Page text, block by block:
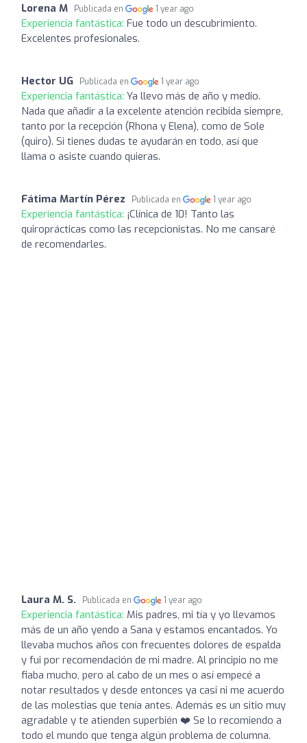
Lorena M Publicada en 1 year ago
Experiencia fantástica: Fue todo un descubrimiento.
Excelentes profesionales.
Hector UG Publicada en 1 year ago
Experiencia fantástica: Ya llevo más de año y medio.
Nada que añadir a la excelente atención recibida siempre,
tanto por la recepción (Rhona y Elena), como de Sole
(quiro). Si tienes dudas te ayudarán en todo, así que
llama o asiste cuando quieras.
Fátima Martín Pérez Publicada en 1 year ago
Experiencia fantástica: ¡Clínica de 10! Tanto las
quiroprácticas como las recepcionistas. No me cansaré
de recomendarles.
Laura M. S. Publicada en 1 year ago
Experiencia fantástica: Mis padres, mi tía y yo llevamos
más de un año yendo a Sana y estamos encantados. Yo
llevaba muchos años con frecuentes dolores de espalda
y fui por recomendación de mi madre. Al principio no me
fiaba mucho, pero al cabo de un mes o así empecé a
notar resultados y desde entonces ya casi ni me acuerdo
de las molestias que tenía antes. Además es un sitio muy
agradable y te atienden superbién ❤️ Se lo recomiendo a
todo el mundo que tenga algún problema de columna.